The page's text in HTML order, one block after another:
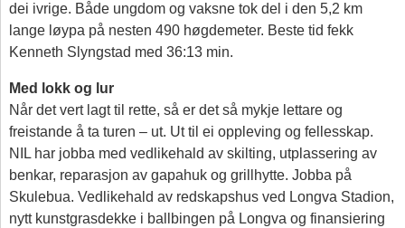
dei ivrige. Både ungdom og vaksne tok del i den 5,2 km
lange løypa på nesten 490 høgdemeter. Beste tid fekk
Kenneth Slyngstad med 36:13 min.
Med lokk og lur
Når det vert lagt til rette, så er det så mykje lettare og
freistande å ta turen – ut. Ut til ei oppleving og fellesskap.
NIL har jobba med vedlikehald av skilting, utplassering av
benkar, reparasjon av gapahuk og grillhytte. Jobba på
Skulebua. Vedlikehald av redskapshus ved Longva Stadion,
nytt kunstgrasdekke i ballbingen på Longva og finansiering